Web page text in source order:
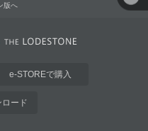
版へ
e-STOREで購入
ード